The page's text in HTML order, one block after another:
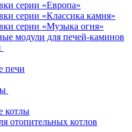
серии «Европа»
серии «Классика камня»
серии «Музыка огня»
модули для печей-каминов
печи
котлы
отопительных котлов